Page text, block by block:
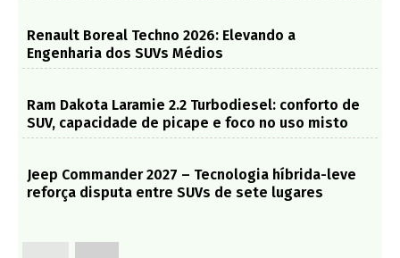
Renault Boreal Techno 2026: Elevando a
Engenharia dos SUVs Médios
Ram Dakota Laramie 2.2 Turbodiesel: conforto de
SUV, capacidade de picape e foco no uso misto
Jeep Commander 2027 – Tecnologia híbrida-leve
reforça disputa entre SUVs de sete lugares